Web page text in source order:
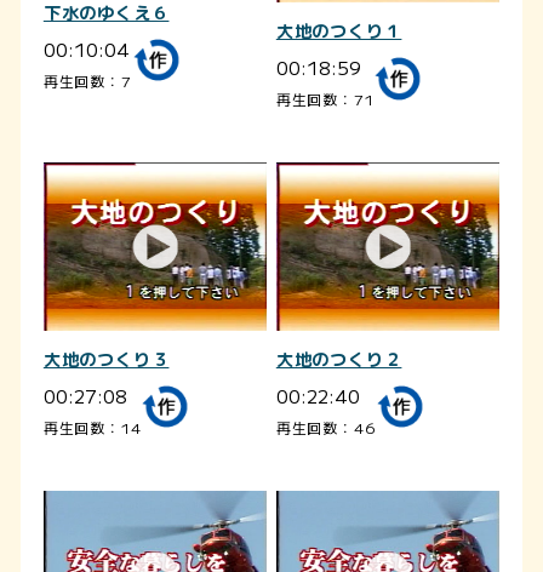
下水のゆくえ６
00:10:04
再生回数：7
大地のつくり１
00:18:59
再生回数：71
大地のつくり３
00:27:08
再生回数：14
大地のつくり２
00:22:40
再生回数：46